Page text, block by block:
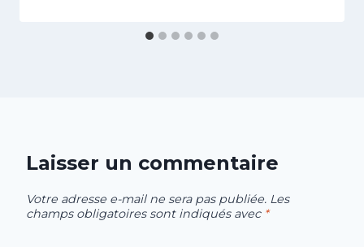
Laisser un commentaire
Votre adresse e-mail ne sera pas publiée. Les
champs obligatoires sont indiqués avec *